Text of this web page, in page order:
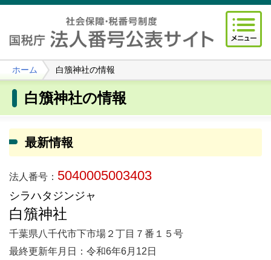
ホーム 白籏神社の情報
白籏神社の情報
最新情報
法人番号： 5040005003403
シラハタジンジャ
白籏神社
千葉県八千代市下市場２丁目７番１５号
最終更新年月日：令和6年6月12日